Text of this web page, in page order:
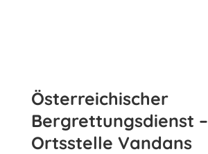
Österreichischer
Bergrettungsdienst –
Ortsstelle Vandans